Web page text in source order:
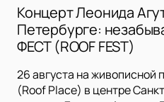
Концерт Леонида
Петербурге:
ФЕСТ (ROOF FEST)
26 августа на
(Roof Place) в центре